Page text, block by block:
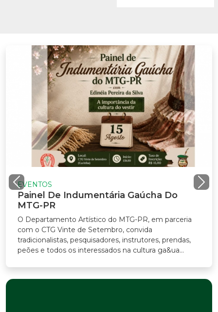
De Indumentária Gaúcha Do
PR
Artístico do MTG-PR, em parceria
o CTG Vinte de Setembro, convida
pesquisadores, instrutores, prendas,
e todos os interessados na cultura ga&ua...